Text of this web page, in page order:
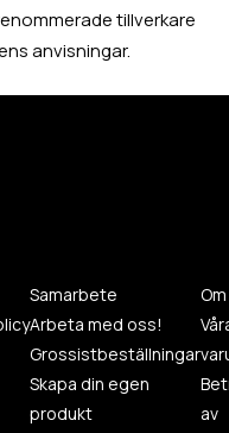
tillverkare
anvisningar.
Samarbete
Arbeta med oss!
Grossistbeställningar
Skapa din egen
produkt
av